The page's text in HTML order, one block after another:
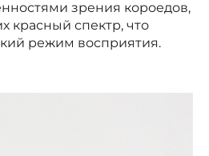
зрения короедов,
красный спектр, что
режим восприятия.